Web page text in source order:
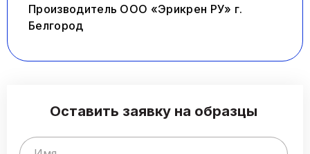
Производитель ООО «Эрикрен РУ» г.
Белгород
Оставить заявку на образцы